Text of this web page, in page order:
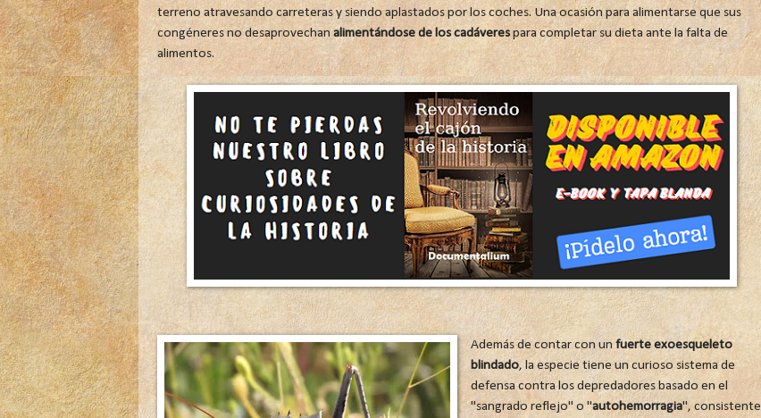
terreno atravesando carreteras y siendo aplastados por los coches. Una ocasión para alimentarse que sus
congéneres no desaprovechanalimentándose de los cadáverespara completar su dieta ante la falta de
alimentos.
Además de contar con unfuerte exoesqueleto
blindado, la especie tiene un curioso sistema de
defensa contra los depredadores basado en el
"sangrado reflejo" o "autohemorragia", consistente